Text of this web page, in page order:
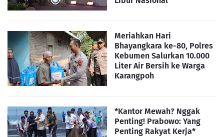
Meriahkan Hari
Bhayangkara ke-80, Polres
Kebumen Salurkan 10.000
Liter Air Bersih ke Warga
Karangpoh
*Kantor Mewah? Nggak
Penting! Prabowo: Yang
Penting Rakyat Kerja*